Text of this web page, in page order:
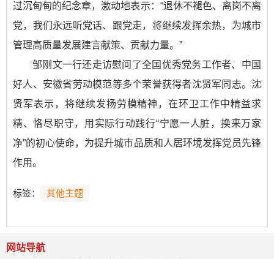
过沉甸甸的纪念章，激动地表示：“退休不褪色、离岗不离
党，我们永远听党话、跟党走，将继续发挥余热，为城市
管理高质量发展建言献策、贡献力量。”
邹刚文一行还走访慰问了全国优秀党务工作者、中国
好人、安徽省劳动模范等多个荣誉获得者沈贤军同志。沈
贤军表示，将继续发扬劳模精神，在环卫工作中精益求
精、恪尽职守，用实际行动践行“宁愿一人脏，换来万家
净”的初心使命，为提升城市品质和人居环境发挥党员先锋
作用。
标签： 其他主题
网站导航